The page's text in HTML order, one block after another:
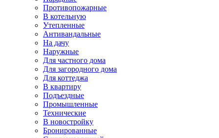
Противопожарные
В котельную
Утепленные
Антивандальные
На дачу
Наружные
Для частного дома
Для загородного дома
Для коттеджа
В квартиру
Подъездные
Промышленные
Технические
В новостройку
Бронированные